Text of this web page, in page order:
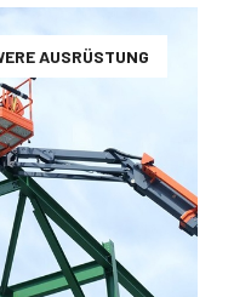
AUSRÜSTUNG